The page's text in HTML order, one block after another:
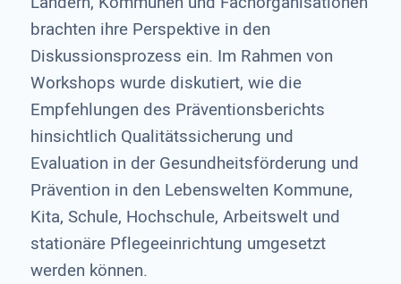
brachten ihre Perspektive in den
Diskussionsprozess ein. Im Rahmen von
Workshops wurde diskutiert, wie die
Empfehlungen des Präventionsberichts
hinsichtlich Qualitätssicherung und
Evaluation in der Gesundheitsförderung und
Prävention in den Lebenswelten Kommune,
Kita, Schule, Hochschule, Arbeitswelt und
stationäre Pflegeeinrichtung umgesetzt
werden können.